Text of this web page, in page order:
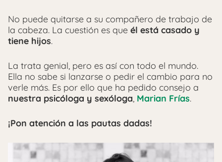
No puede quitarse a su compañero de trabajo de
la cabeza. La cuestión es que él está casado y
tiene hijos.
La trata genial, pero es así con todo el mundo.
Ella no sabe si lanzarse o pedir el cambio para no
verle más. Es por ello que ha pedido consejo a
nuestra psicóloga y sexóloga, Marian Frías.
¡Pon atención a las pautas dadas!